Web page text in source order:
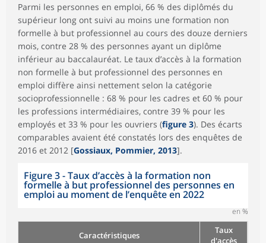
Parmi les personnes en emploi, 66 % des diplômés du
supérieur long ont suivi au moins une formation non
formelle à but professionnel au cours des douze derniers
mois, contre 28 % des personnes ayant un diplôme
inférieur au baccalauréat. Le taux d’accès à la formation
non formelle à but professionnel des personnes en
emploi diffère ainsi nettement selon la catégorie
socioprofessionnelle : 68 % pour les cadres et 60 % pour
les professions intermédiaires, contre 39 % pour les
employés et 33 % pour les ouvriers (figure 3). Des écarts
comparables avaient été constatés lors des enquêtes de
2016 et 2012 [Gossiaux, Pommier, 2013].
Figure 3 - Taux d’accès à la formation non
formelle à but professionnel des personnes en
emploi au moment de l’enquête en 2022
en %
Caractéristiques
Taux
d'accès